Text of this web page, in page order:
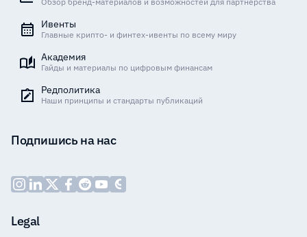
Ивенты
Главные крипто- и финтех-ивенты по всему миру
Академия
Гайды и материалы по цифровым финансам
Редполитика
Наши принципы и стандарты публикаций
Подпишись на нас
Legal